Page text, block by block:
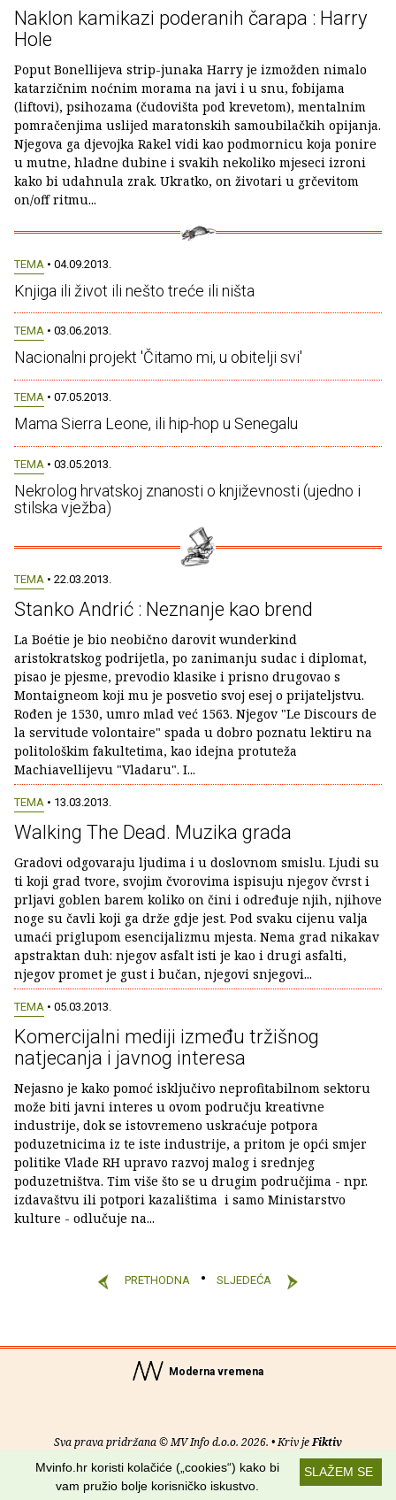
Naklon kamikazi poderanih čarapa : Harry
Hole
Poput Bonellijeva strip-junaka Harry je izmožden nimalo
katarzičnim noćnim morama na javi i u snu, fobijama
(liftovi), psihozama (čudovišta pod krevetom), mentalnim
pomračenjima uslijed maratonskih samoubilačkih opijanja.
Njegova ga djevojka Rakel vidi kao podmornicu koja ponire
u mutne, hladne dubine i svakih nekoliko mjeseci izroni
kako bi udahnula zrak. Ukratko, on životari u grčevitom
on/off ritmu...
TEMA • 04.09.2013.
Knjiga ili život ili nešto treće ili ništa
TEMA • 03.06.2013.
Nacionalni projekt 'Čitamo mi, u obitelji svi'
TEMA • 07.05.2013.
Mama Sierra Leone, ili hip-hop u Senegalu
TEMA • 03.05.2013.
Nekrolog hrvatskoj znanosti o književnosti (ujedno i
stilska vježba)
TEMA • 22.03.2013.
Stanko Andrić : Neznanje kao brend
La Boétie je bio neobično darovit wunderkind
aristokratskog podrijetla, po zanimanju sudac i diplomat,
pisao je pjesme, prevodio klasike i prisno drugovao s
Montaigneom koji mu je posvetio svoj esej o prijateljstvu.
Rođen je 1530, umro mlad već 1563. Njegov "Le Discours de
la servitude volontaire" spada u dobro poznatu lektiru na
politološkim fakultetima, kao idejna protuteža
Machiavellijevu "Vladaru". I...
TEMA • 13.03.2013.
Walking The Dead. Muzika grada
Gradovi odgovaraju ljudima i u doslovnom smislu. Ljudi su
ti koji grad tvore, svojim čvorovima ispisuju njegov čvrst i
prljavi goblen barem koliko on čini i određuje njih, njihove
noge su čavli koji ga drže gdje jest. Pod svaku cijenu valja
umaći priglupom esencijalizmu mjesta. Nema grad nikakav
apstraktan duh: njegov asfalt isti je kao i drugi asfalti,
njegov promet je gust i bučan, njegovi snjegovi...
TEMA • 05.03.2013.
Komercijalni mediji između tržišnog
natjecanja i javnog interesa
Nejasno je kako pomoć isključivo neprofitabilnom sektoru
može biti javni interes u ovom području kreativne
industrije, dok se istovremeno uskraćuje potpora
poduzetnicima iz te iste industrije, a pritom je opći smjer
politike Vlade RH upravo razvoj malog i srednjeg
poduzetništva. Tim više što se u drugim područjima - npr.
izdavaštvu ili potpori kazalištima i samo Ministarstvo
kulture - odlučuje na...
PRETHODNA SLJEDEĆA
Moderna vremena
Sva prava pridržana © MV Info d.o.o. 2026. • Kriv jeFiktiv
Uvjeti korištenja RSS kanaliSLAŽEM SE
Mvinfo.hr koristi kolačiće („cookies“) kako bi
vam pružio bolje korisničko iskustvo.